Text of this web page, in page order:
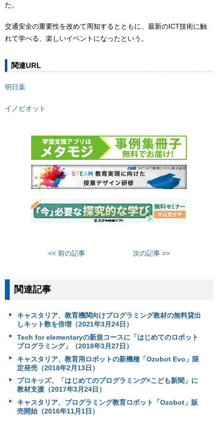
た。
交通安全の重要性を改めて周知するとともに、最新のICT技術に触
れて学べる、楽しいイベントになったという。
関連URL
明日葉
イノビオット
<< 前の記事 次の記事 >>
関連記事
キャスタリア、教育機関向けプログラミング教材の無料貸出
しキット数を倍増（2021年3月24日）
Tech for elementaryの新規コースに「はじめてのロボット
プログラミング」（2018年3月27日）
キャスタリア、教育用ロボットの新機種「Ozobot Evo」限
定発売（2018年2月13日）
プロキッズ、「はじめてのプログラミング×こども新聞」に
教材支援（2017年3月24日）
キャスタリア、プログラミング教育ロボット「Ozobot」販
売開始（2016年11月1日）